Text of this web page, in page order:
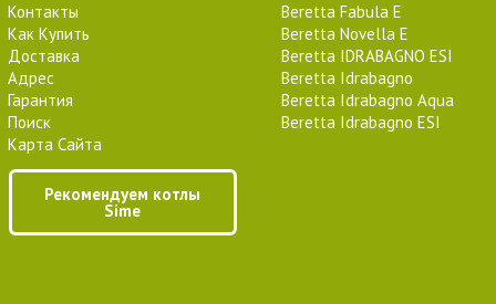
Контакты
Как Купить
Доставка
Адрес
Гарантия
Поиск
Карта Сайта
Рекомендуем котлы
Sime
Beretta Fabula E
Beretta Novella E
Beretta IDRABAGNO ESI
Beretta Idrabagno
Beretta Idrabagno Aqua
Beretta Idrabagno ESI